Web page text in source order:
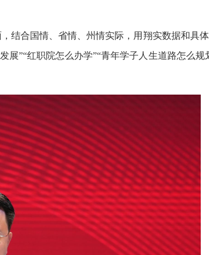
结合国情、省情、州情实际，用翔实数据和具
”“红职院怎么办学”“青年学子人生道路怎么